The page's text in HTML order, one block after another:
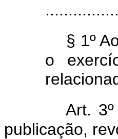
§ 1º
o
Art.
publicação,